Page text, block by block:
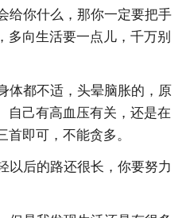
给你什么，那你一定要把手
多向生活要一点儿，千万别
体都不适，头晕脑胀的，原
自己有高血压有关，还是在
即可，不能贪多。
以后的路还很长，你要努力